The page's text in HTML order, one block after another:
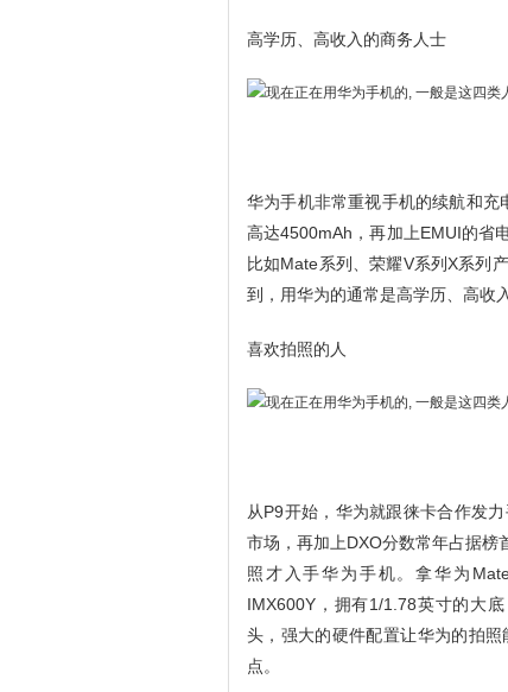
高学历、高收入的商务人士
华为手机非常重视手机的续航和
高达4500mAh，再加上EMUI的省
比如Mate系列、荣耀V系列X系列
到，用华为的通常是高学历、高收
喜欢拍照的人
从P9开始，华为就跟徕卡合作发
市场，再加上DXO分数常年占据榜
照才入手华为手机。拿华为
IMX600Y，拥有1/1.78英寸的大
头，强大的硬件配置让华为的拍
点。